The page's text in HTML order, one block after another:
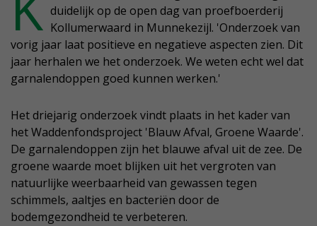
duidelijk op de open dag van proefboerderij
Kollumerwaard in Munnekezijl. 'Onderzoek van
vorig jaar laat positieve en negatieve aspecten zien. Dit
jaar herhalen we het onderzoek. We weten echt wel dat
garnalendoppen goed kunnen werken.'
Het driejarig onderzoek vindt plaats in het kader van
het Waddenfondsproject 'Blauw Afval, Groene Waarde'.
De garnalendoppen zijn het blauwe afval uit de zee. De
groene waarde moet blijken uit het vergroten van
natuurlijke weerbaarheid van gewassen tegen
schimmels, aaltjes en bacteriën door de
bodemgezondheid te verbeteren.